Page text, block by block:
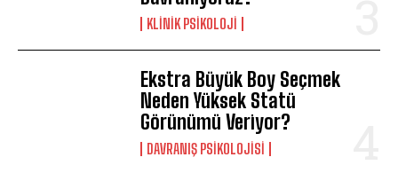
KLINIK PSIKOLOJI
Ekstra Büyük Boy Seçmek
Neden Yüksek Statü
Görünümü Veriyor?
DAVRANIŞ PSIKOLOJISI